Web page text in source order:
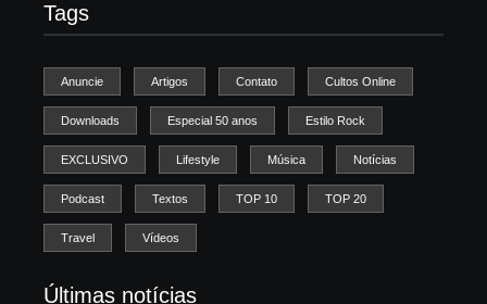
Tags
Anuncie Artigos Contato Cultos Online
Downloads Especial 50 anos Estilo Rock
EXCLUSIVO Lifestyle Música Notícias
Podcast Textos TOP 10 TOP 20
Travel Vídeos
Últimas notícias